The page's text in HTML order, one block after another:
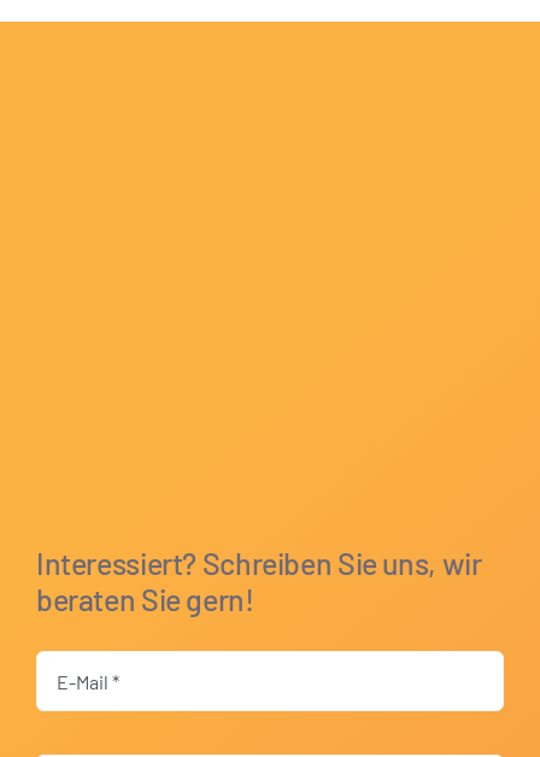
Interessiert? Schreiben Sie uns, wir
beraten Sie gern!